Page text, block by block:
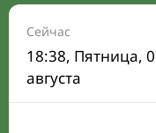
Расписание на
Время Сухура и
Календарь
Сейчас
18:38, Пятница,
августа